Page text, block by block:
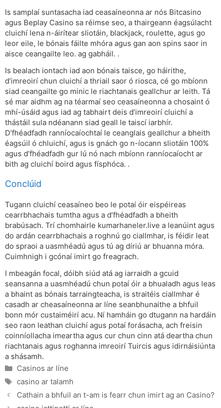
Is samplaí suntasacha iad ceasaíneonna ar nós Bitcasino
agus Beplay Casino sa réimse seo, a thairgeann éagsúlacht
cluichí lena n-áirítear sliotáin, blackjack, roulette, agus go
leor eile, le bónais fáilte mhóra agus gan aon spins saor in
aisce ceangailte leo. ag gabháil. .
Is bealach iontach iad aon bónais taisce, go háirithe,
d’imreoirí chun cluichí a thriail saor ó riosca, cé go mbíonn
siad ceangailte go minic le riachtanais geallchur ar leith. Tá
sé mar aidhm ag na téarmaí seo ceasaíneonna a chosaint ó
mhí-úsáid agus iad ag tabhairt deis d’imreoirí cluichí a
thástáil sula ndéanann siad geall le taiscí iarbhír.
D’fhéadfadh ranníocaíochtaí le ceanglais geallchur a bheith
éagsúil ó chluichí, agus is gnách go n-íocann sliotáin 100%
agus d’fhéadfadh gur lú nó nach mbíonn ranníocaíocht ar
bith ag cluichí boird agus físphóca. .
Conclúid
Tugann cluichí ceasaíneo beo le potaí óir eispéireas
cearrbhachais tumtha agus a d’fhéadfadh a bheith
brabúsach. Trí chomhairle kumarhaneler.live a leanúint agus
do ardán cearrbhachais a roghnú go ciallmhar, is féidir leat
do spraoi a uasmhéadú agus tú ag díriú ar bhuanna móra.
Cuimhnigh i gcónaí imirt go freagrach.
I mbeagán focal, dóibh siúd atá ag iarraidh a gcuid
seansanna a uasmhéadú chun potaí óir a bhualadh agus leas
a bhaint as bónais tarraingteacha, is straitéis ciallmhar é
casadh ar cheasaíneonna ar líne seanbhunaithe a bhfuil
bonn mór custaiméirí acu. Ní hamháin go dtugann na hardáin
seo raon leathan cluichí agus potaí forásacha, ach freisin
coinníollacha imeartha agus cur chun cinn atá deartha chun
riachtanais agus roghanna imreoirí Tuircis agus idirnáisiúnta
a shásamh.
Categories
Casinos ar líne
Tags
casino ar talamh
Cathain a bhfuil an t-am is fearr chun imirt ag an Casino?